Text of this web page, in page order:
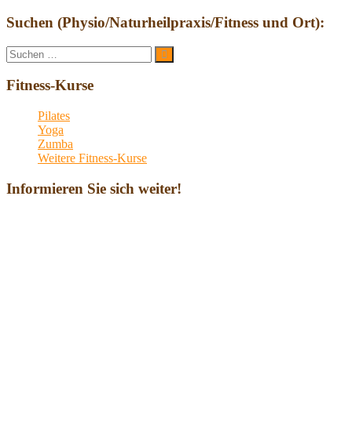
Suchen (Physio/Naturheilpraxis/Fitness und Ort):
Suche
nach:
Suchen
Fitness-Kurse
Pilates
Yoga
Zumba
Weitere Fitness-Kurse
Informieren Sie sich weiter!